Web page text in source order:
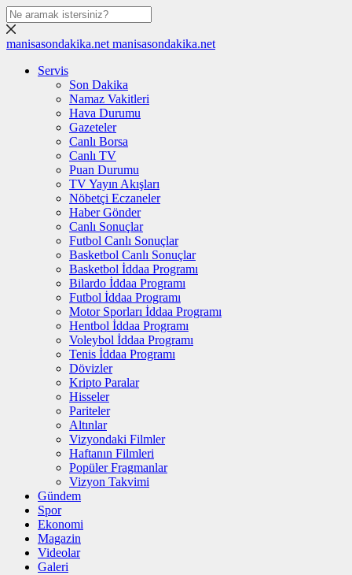
manisasondakika.net manisasondakika.net
Servis
Son Dakika
Namaz Vakitleri
Hava Durumu
Gazeteler
Canlı Borsa
Canlı TV
Puan Durumu
TV Yayın Akışları
Nöbetçi Eczaneler
Haber Gönder
Canlı Sonuçlar
Futbol Canlı Sonuçlar
Basketbol Canlı Sonuçlar
Basketbol İddaa Programı
Bilardo İddaa Programı
Futbol İddaa Programı
Motor Sporları İddaa Programı
Hentbol İddaa Programı
Voleybol İddaa Programı
Tenis İddaa Programı
Dövizler
Kripto Paralar
Hisseler
Pariteler
Altınlar
Vizyondaki Filmler
Haftanın Filmleri
Popüler Fragmanlar
Vizyon Takvimi
Gündem
Spor
Ekonomi
Magazin
Videolar
Galeri